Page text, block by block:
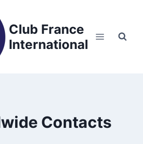
Club France
International
Contacts